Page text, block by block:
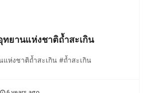
ทยานแห่งชาติถ้ำสะเกิน
แห่งชาติถ้ำสะเกิน #ถ้ำสะเกิน